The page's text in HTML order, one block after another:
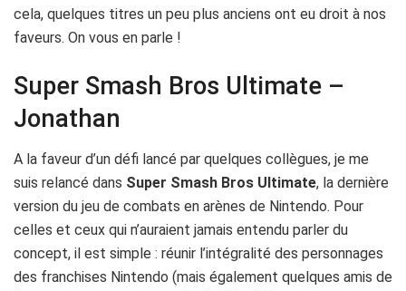
cela, quelques titres un peu plus anciens ont eu droit à nos
faveurs. On vous en parle !
Super Smash Bros Ultimate –
Jonathan
A la faveur d’un défi lancé par quelques collègues, je me
suis relancé dans Super Smash Bros Ultimate, la dernière
version du jeu de combats en arènes de Nintendo. Pour
celles et ceux qui n’auraient jamais entendu parler du
concept, il est simple : réunir l’intégralité des personnages
des franchises Nintendo (mais également quelques amis de